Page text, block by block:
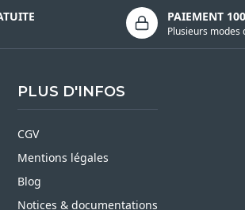
PAIEMENT
Plusieurs modes
PLUS D'INFOS
CGV
Mentions légales
Blog
Notices & documentations